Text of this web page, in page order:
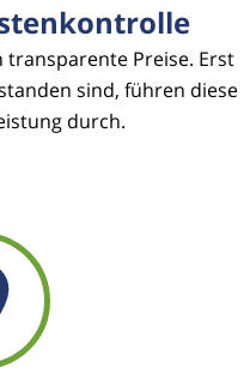
transparente Preise. Erst
sind, führen diese
durch.